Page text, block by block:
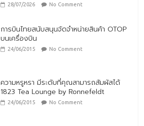
28/07/2026 No Comment
การบินไทยสนับสนุนจัดจำหน่ายสินค้า OTOP
บนเครื่องบิน
24/06/2015 No Comment
ความหรูหรา มีระดับที่คุณสามารถสัมผัสได้
1823 Tea Lounge by Ronnefeldt
24/06/2015 No Comment